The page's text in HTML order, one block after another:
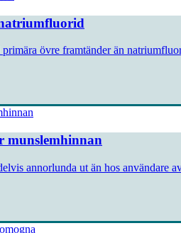
övre framtänder än
munslemhinnan
annorlunda ut än hos